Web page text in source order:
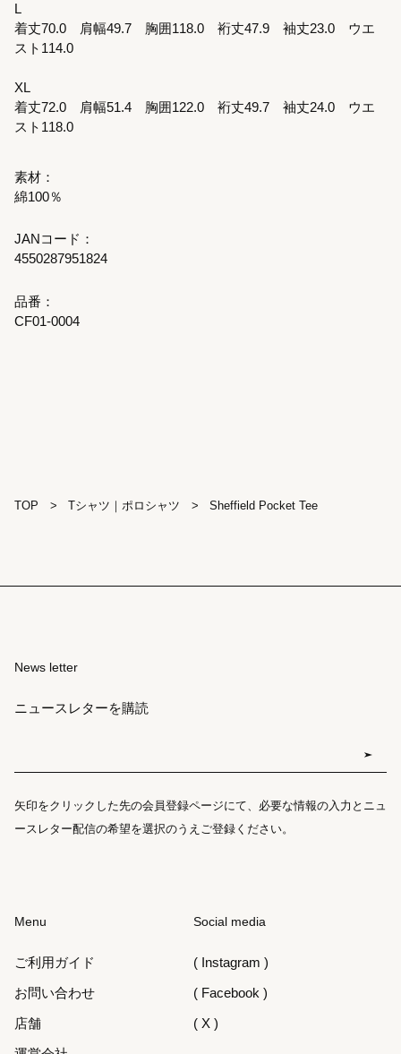
JANコード：
4550287951824
品番：
CF01-0004
L
着丈70.0 肩幅49.7 胸囲118.0 裄丈47.9 袖丈23.0 ウエ
スト114.0
XL
着丈72.0 肩幅51.4 胸囲122.0 裄丈49.7 袖丈24.0 ウエ
スト118.0
素材：
綿100％
TOP > Tシャツ｜ポロシャツ > Sheffield Pocket Tee
News letter
ニュースレターを購読
矢印をクリックした先の会員登録ページにて、必要な情報の入力とニュ
ースレター配信の希望を選択のうえご登録ください。
Menu
ご利用ガイド
お問い合わせ
店舗
Social media
( Instagram )
( Facebook )
( X )